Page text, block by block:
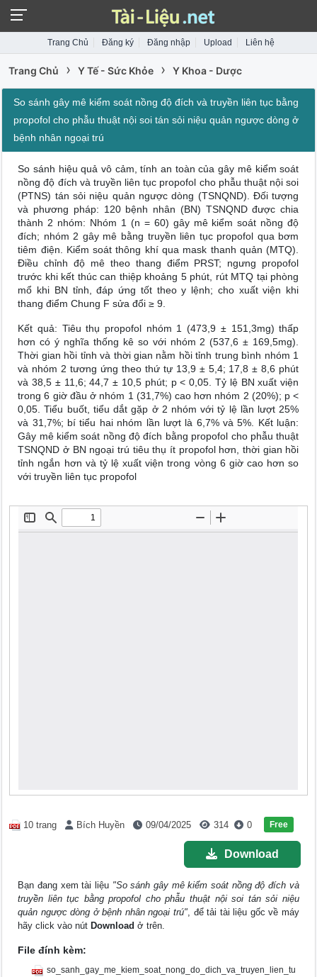
Trang Chủ Đăng ký Đăng nhập Upload Liên hệ
Trang Chủ › Y Tế - Sức Khỏe › Y Khoa - Dược
So sánh gây mê kiểm soát nồng độ đích và truyền liên tục bằng
propofol cho phẫu thuật nội soi tán sỏi niệu quản ngược dòng ở
bệnh nhân ngoại trú
So sánh hiệu quả vô cảm, tính an toàn của gây mê kiểm soát
nồng độ đích và truyền liên tục propofol cho phẫu thuật nội soi
(PTNS) tán sỏi niệu quản ngược dòng (TSNQND). Đối tượng
và phương pháp: 120 bệnh nhân (BN) TSNQND được chia
thành 2 nhóm: Nhóm 1 (n = 60) gây mê kiểm soát nồng độ
đích; nhóm 2 gây mê bằng truyền liên tục propofol qua bơm
tiêm điện. Kiểm soát thông khí qua mask thanh quản (MTQ).
Điều chỉnh độ mê theo thang điểm PRST; ngưng propofol
trước khi kết thúc can thiệp khoảng 5 phút, rút MTQ tại phòng
mổ khi BN tỉnh, đáp ứng tốt theo y lệnh; cho xuất viện khi
thang điểm Chung F sửa đổi ≥ 9.
Kết quả: Tiêu thụ propofol nhóm 1 (473,9 ± 151,3mg) thấp
hơn có ý nghĩa thống kê so với nhóm 2 (537,6 ± 169,5mg).
Thời gian hồi tỉnh và thời gian nằm hồi tỉnh trung bình nhóm 1
và nhóm 2 tương ứng theo thứ tự 13,9 ± 5,4; 17,8 ± 8,6 phút
và 38,5 ± 11,6; 44,7 ± 10,5 phút; p < 0,05. Tỷ lệ BN xuất viện
trong 6 giờ đầu ở nhóm 1 (31,7%) cao hơn nhóm 2 (20%); p <
0,05. Tiểu buốt, tiểu dắt gặp ở 2 nhóm với tỷ lệ lần lượt 25%
và 31,7%; bí tiểu hai nhóm lần lượt là 6,7% và 5%. Kết luận:
Gây mê kiểm soát nồng độ đích bằng propofol cho phẫu thuật
TSNQND ở BN ngoại trú tiêu thụ ít propofol hơn, thời gian hồi
tỉnh ngắn hơn và tỷ lệ xuất viện trong vòng 6 giờ cao hơn so
với truyền liên tục propofol
10 trang Bích Huyền 09/04/2025 314 0 Free
Download
Bạn đang xem tài liệu "So sánh gây mê kiểm soát nồng độ đích và
truyền liên tục bằng propofol cho phẫu thuật nội soi tán sỏi niệu
quản ngược dòng ở bệnh nhân ngoại trú", để tải tài liệu gốc về máy
hãy click vào nút Download ở trên.
File đính kèm:
so_sanh_gay_me_kiem_soat_nong_do_dich_va_truyen_lien_tu